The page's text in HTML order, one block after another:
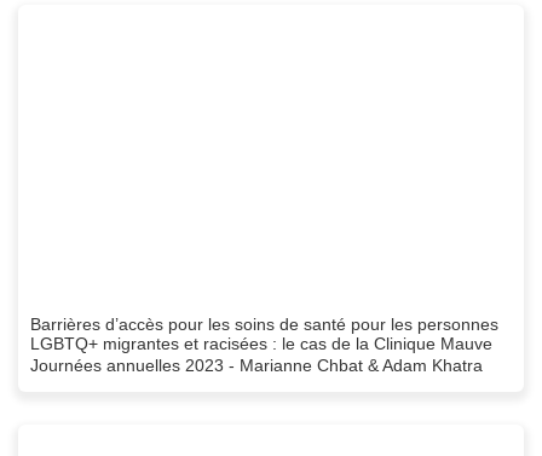
Barrières d’accès pour les soins de santé pour les personnes
LGBTQ+ migrantes et racisées : le cas de la Clinique Mauve
Journées annuelles 2023 - Marianne Chbat & Adam Khatra